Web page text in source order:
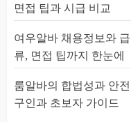
면접 팁과 시급 비교
여우알바 채용정보와
류, 면접 팁까지 한눈에
룸알바의 합법성과 안
구인과 초보자 가이드